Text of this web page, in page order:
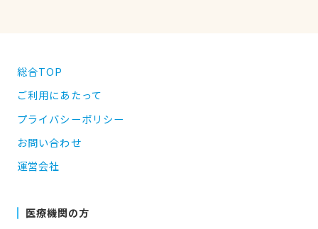
総合TOP
ご利用にあたって
プライバシーポリシー
お問い合わせ
運営会社
医療機関の方